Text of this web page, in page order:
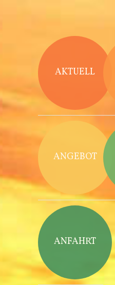
AKTUELL
ANGEBOT
ANFAHRT